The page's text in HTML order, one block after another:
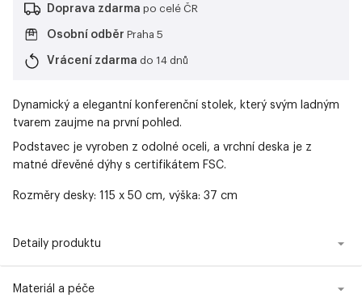
Doprava zdarma po celé ČR
Osobní odběr Praha 5
Vrácení zdarma do 14 dnů
Dynamický a elegantní konferenční stolek, který svým ladným
tvarem zaujme na první pohled.
Podstavec je vyroben z odolné oceli, a vrchní deska je z
matné dřevěné dýhy s certifikátem FSC.
Rozměry desky: 115 x 50 cm, výška: 37 cm
Detaily produktu
Materiál a péče